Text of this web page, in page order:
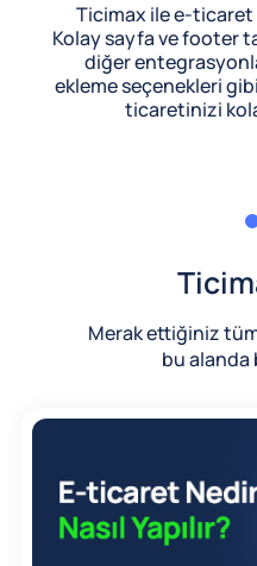
Ticimax ile e-ticaret
Kolay sayfa ve footer
diğer
ekleme seçenekleri
ticaretinizi
Merak ettiğiniz
bu